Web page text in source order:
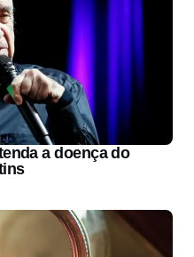
a doença do